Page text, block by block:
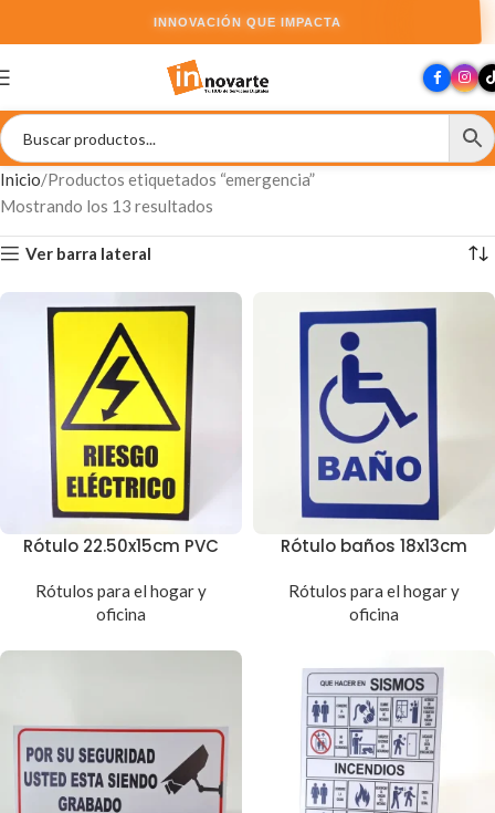
INNOVACIÓN QUE IMPACTA
Inicio Productos etiquetados “emergencia”
Mostrando los 13 resultados
Ver barra lateral
Rótulo 22.50x15cm PVC
Rótulos para el hogar y
oficina
Rótulo baños 18x13cm
Rótulos para el hogar y
oficina